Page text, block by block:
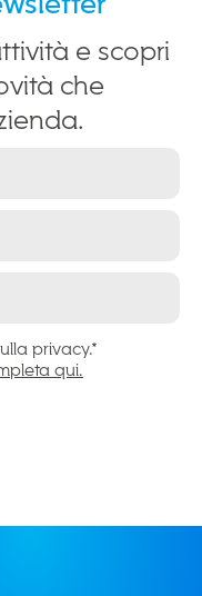
e scopri
che
privacy.*
qui.